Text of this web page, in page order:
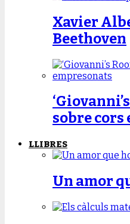
Xavier
Beethoven
sobre cors
LLIBRES
Un amor